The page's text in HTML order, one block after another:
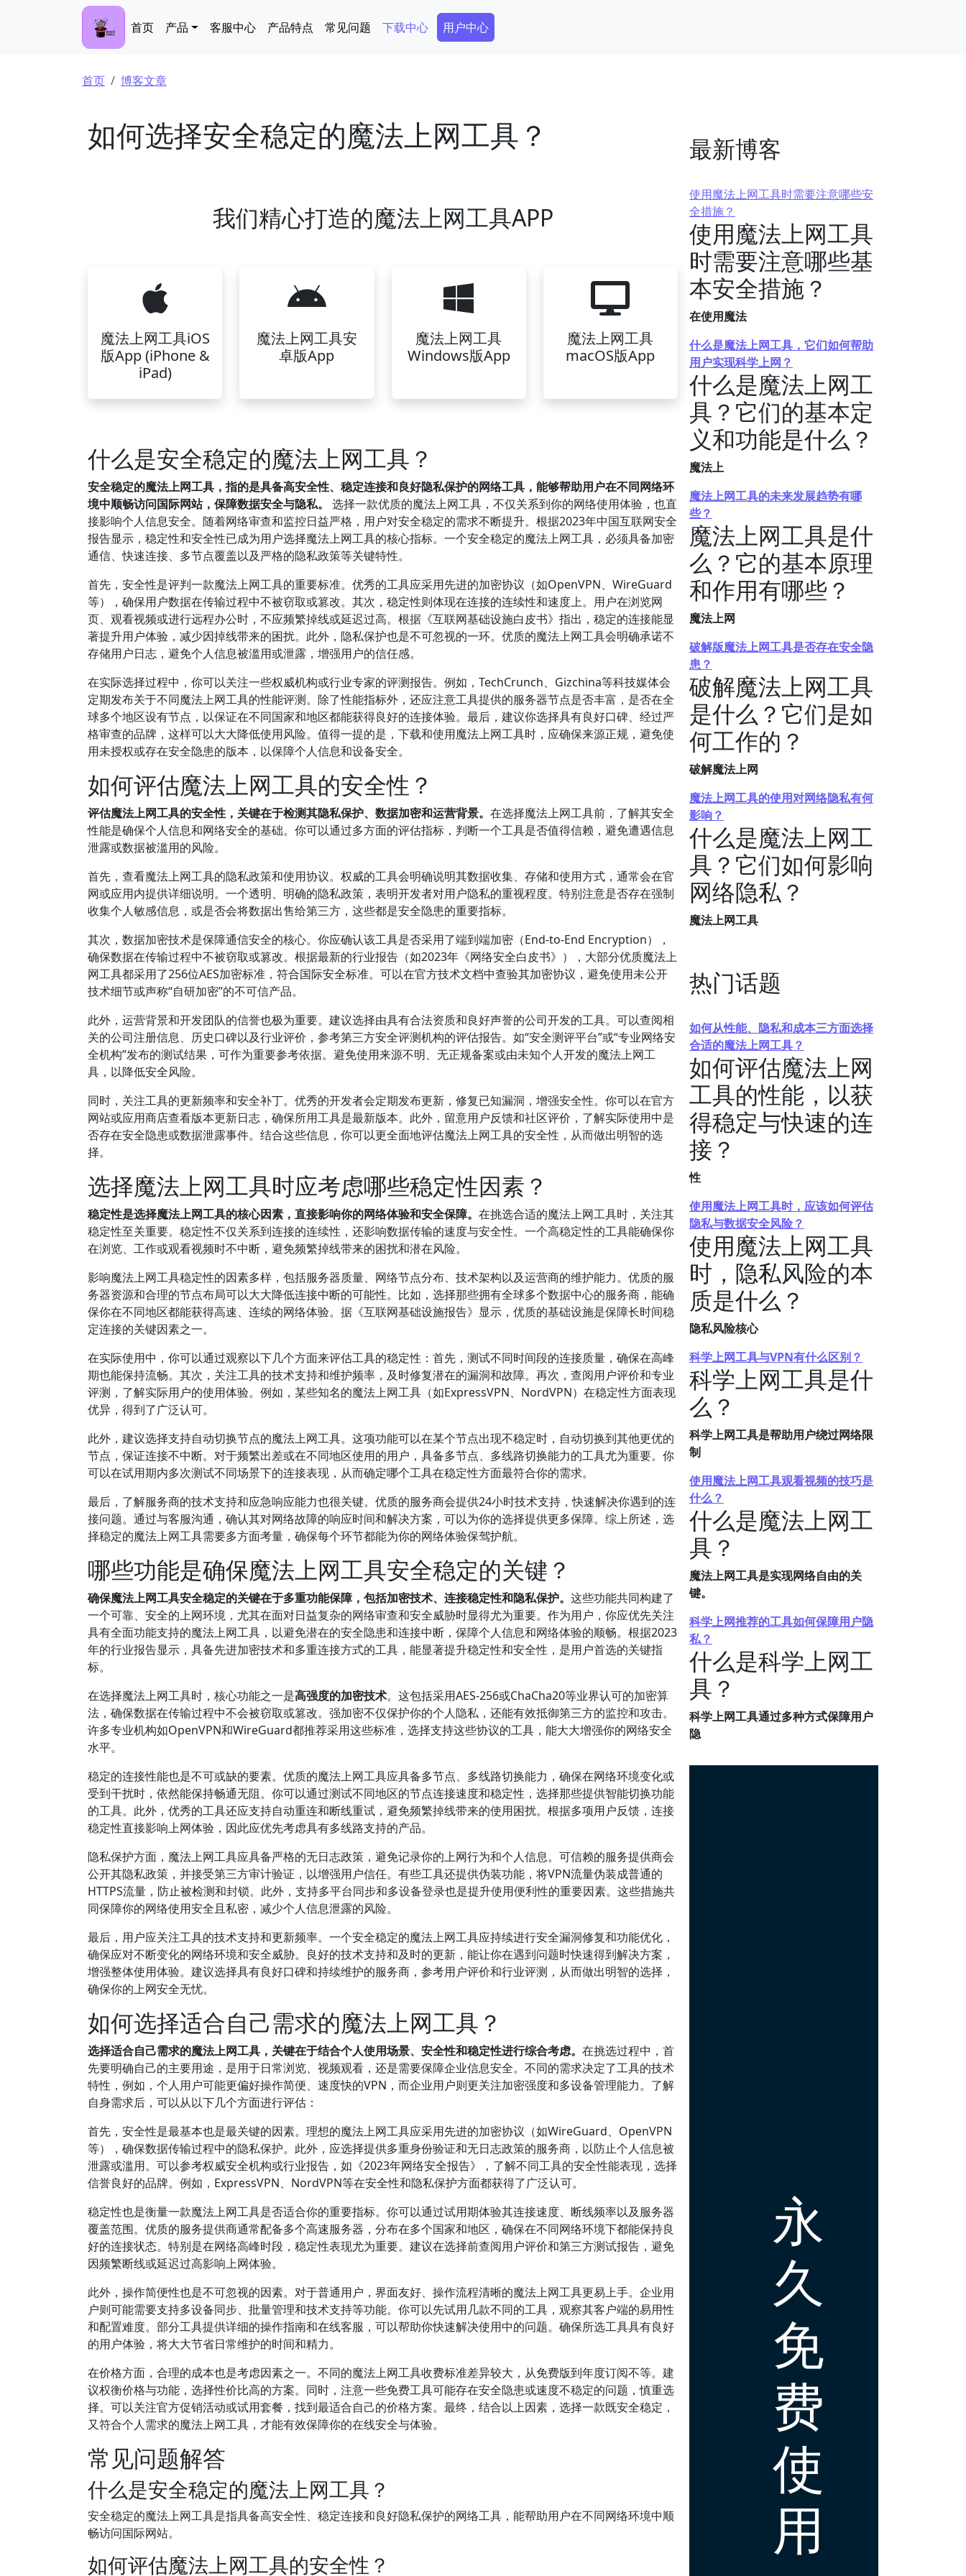
Main navigation
首页 产品 客服中心 产品特点 常见问题 下载中心 Secondary Menu
用户中心
面包屑
首页 博客文章
如何选择安全稳定的魔法上网工具？
我们精心打造的魔法上网工具APP
魔法上网工具iOS
版App (iPhone &
iPad)
魔法上网工具安
卓版App
魔法上网工具
Windows版App
魔法上网工具
macOS版App
什么是安全稳定的魔法上网工具？
安全稳定的魔法上网工具，指的是具备高安全性、稳定连接和良好隐私保护的网络工具，能够帮助用户在不同网络环
境中顺畅访问国际网站，保障数据安全与隐私。
选择一款优质的魔法上网工具，不仅关系到你的网络使用体验，也直
接影响个人信息安全。随着网络审查和监控日益严格，用户对安全稳定的需求不断提升。根据2023年中国互联网安全
报告显示，稳定性和安全性已成为用户选择魔法上网工具的核心指标。一个安全稳定的魔法上网工具，必须具备加密
通信、快速连接、多节点覆盖以及严格的隐私政策等关键特性。
首先，安全性是评判一款魔法上网工具的重要标准。优秀的工具应采用先进的加密协议（如OpenVPN、WireGuard
等），确保用户数据在传输过程中不被窃取或篡改。其次，稳定性则体现在连接的连续性和速度上。用户在浏览网
页、观看视频或进行远程办公时，不应频繁掉线或延迟过高。根据《互联网基础设施白皮书》指出，稳定的连接能显
著提升用户体验，减少因掉线带来的困扰。此外，隐私保护也是不可忽视的一环。优质的魔法上网工具会明确承诺不
存储用户日志，避免个人信息被滥用或泄露，增强用户的信任感。
在实际选择过程中，你可以关注一些权威机构或行业专家的评测报告。例如，TechCrunch、Gizchina等科技媒体会
定期发布关于不同魔法上网工具的性能评测。除了性能指标外，还应注意工具提供的服务器节点是否丰富，是否在全
球多个地区设有节点，以保证在不同国家和地区都能获得良好的连接体验。最后，建议你选择具有良好口碑、经过严
格审查的品牌，这样可以大大降低使用风险。值得一提的是，下载和使用魔法上网工具时，应确保来源正规，避免使
用未授权或存在安全隐患的版本，以保障个人信息和设备安全。
如何评估魔法上网工具的安全性？
评估魔法上网工具的安全性，关键在于检测其隐私保护、数据加密和运营背景。 在选择魔法上网工具前，了解其安全
性能是确保个人信息和网络安全的基础。你可以通过多方面的评估指标，判断一个工具是否值得信赖，避免遭遇信息
泄露或数据被滥用的风险。
首先，查看魔法上网工具的隐私政策和使用协议。权威的工具会明确说明其数据收集、存储和使用方式，通常会在官
网或应用内提供详细说明。一个透明、明确的隐私政策，表明开发者对用户隐私的重视程度。特别注意是否存在强制
收集个人敏感信息，或是否会将数据出售给第三方，这些都是安全隐患的重要指标。
其次，数据加密技术是保障通信安全的核心。你应确认该工具是否采用了端到端加密（End-to-End Encryption），
确保数据在传输过程中不被窃取或篡改。根据最新的行业报告（如2023年《网络安全白皮书》），大部分优质魔法上
网工具都采用了256位AES加密标准，符合国际安全标准。可以在官方技术文档中查验其加密协议，避免使用未公开
技术细节或声称“自研加密”的不可信产品。
此外，运营背景和开发团队的信誉也极为重要。建议选择由具有合法资质和良好声誉的公司开发的工具。可以查阅相
关的公司注册信息、历史口碑以及行业评价，参考第三方安全评测机构的评估报告。如“安全测评平台”或“专业网络安
全机构”发布的测试结果，可作为重要参考依据。避免使用来源不明、无正规备案或由未知个人开发的魔法上网工
具，以降低安全风险。
同时，关注工具的更新频率和安全补丁。优秀的开发者会定期发布更新，修复已知漏洞，增强安全性。你可以在官方
网站或应用商店查看版本更新日志，确保所用工具是最新版本。此外，留意用户反馈和社区评价，了解实际使用中是
否存在安全隐患或数据泄露事件。结合这些信息，你可以更全面地评估魔法上网工具的安全性，从而做出明智的选
择。
选择魔法上网工具时应考虑哪些稳定性因素？
稳定性是选择魔法上网工具的核心因素，直接影响你的网络体验和安全保障。 在挑选合适的魔法上网工具时，关注其
稳定性至关重要。稳定性不仅关系到连接的连续性，还影响数据传输的速度与安全性。一个高稳定性的工具能确保你
在浏览、工作或观看视频时不中断，避免频繁掉线带来的困扰和潜在风险。
影响魔法上网工具稳定性的因素多样，包括服务器质量、网络节点分布、技术架构以及运营商的维护能力。优质的服
务器资源和合理的节点布局可以大大降低连接中断的可能性。比如，选择那些拥有全球多个数据中心的服务商，能确
保你在不同地区都能获得高速、连续的网络体验。据《互联网基础设施报告》显示，优质的基础设施是保障长时间稳
定连接的关键因素之一。
在实际使用中，你可以通过观察以下几个方面来评估工具的稳定性：首先，测试不同时间段的连接质量，确保在高峰
期也能保持流畅。其次，关注工具的技术支持和维护频率，及时修复潜在的漏洞和故障。再次，查阅用户评价和专业
评测，了解实际用户的使用体验。例如，某些知名的魔法上网工具（如ExpressVPN、NordVPN）在稳定性方面表现
优异，得到了广泛认可。
此外，建议选择支持自动切换节点的魔法上网工具。这项功能可以在某个节点出现不稳定时，自动切换到其他更优的
节点，保证连接不中断。对于频繁出差或在不同地区使用的用户，具备多节点、多线路切换能力的工具尤为重要。你
可以在试用期内多次测试不同场景下的连接表现，从而确定哪个工具在稳定性方面最符合你的需求。
最后，了解服务商的技术支持和应急响应能力也很关键。优质的服务商会提供24小时技术支持，快速解决你遇到的连
接问题。通过与客服沟通，确认其对网络故障的响应时间和解决方案，可以为你的选择提供更多保障。综上所述，选
择稳定的魔法上网工具需要多方面考量，确保每个环节都能为你的网络体验保驾护航。
哪些功能是确保魔法上网工具安全稳定的关键？
确保魔法上网工具安全稳定的关键在于多重功能保障，包括加密技术、连接稳定性和隐私保护。 这些功能共同构建了
一个可靠、安全的上网环境，尤其在面对日益复杂的网络审查和安全威胁时显得尤为重要。作为用户，你应优先关注
具有全面功能支持的魔法上网工具，以避免潜在的安全隐患和连接中断，保障个人信息和网络体验的顺畅。根据2023
年的行业报告显示，具备先进加密技术和多重连接方式的工具，能显著提升稳定性和安全性，是用户首选的关键指
标。
在选择魔法上网工具时，核心功能之一是高强度的加密技术。这包括采用AES-256或ChaCha20等业界认可的加密算
法，确保数据在传输过程中不会被窃取或篡改。强加密不仅保护你的个人隐私，还能有效抵御第三方的监控和攻击。
许多专业机构如OpenVPN和WireGuard都推荐采用这些标准，选择支持这些协议的工具，能大大增强你的网络安全
水平。
稳定的连接性能也是不可或缺的要素。优质的魔法上网工具应具备多节点、多线路切换能力，确保在网络环境变化或
受到干扰时，依然能保持畅通无阻。你可以通过测试不同地区的节点连接速度和稳定性，选择那些提供智能切换功能
的工具。此外，优秀的工具还应支持自动重连和断线重试，避免频繁掉线带来的使用困扰。根据多项用户反馈，连接
稳定性直接影响上网体验，因此应优先考虑具有多线路支持的产品。
隐私保护方面，魔法上网工具应具备严格的无日志政策，避免记录你的上网行为和个人信息。可信赖的服务提供商会
公开其隐私政策，并接受第三方审计验证，以增强用户信任。有些工具还提供伪装功能，将VPN流量伪装成普通的
HTTPS流量，防止被检测和封锁。此外，支持多平台同步和多设备登录也是提升使用便利性的重要因素。这些措施共
同保障你的网络使用安全且私密，减少个人信息泄露的风险。
最后，用户应关注工具的技术支持和更新频率。一个安全稳定的魔法上网工具应持续进行安全漏洞修复和功能优化，
确保应对不断变化的网络环境和安全威胁。良好的技术支持和及时的更新，能让你在遇到问题时快速得到解决方案，
增强整体使用体验。建议选择具有良好口碑和持续维护的服务商，参考用户评价和行业评测，从而做出明智的选择，
确保你的上网安全无忧。
如何选择适合自己需求的魔法上网工具？
选择适合自己需求的魔法上网工具，关键在于结合个人使用场景、安全性和稳定性进行综合考虑。 在挑选过程中，首
先要明确自己的主要用途，是用于日常浏览、视频观看，还是需要保障企业信息安全。不同的需求决定了工具的技术
特性，例如，个人用户可能更偏好操作简便、速度快的VPN，而企业用户则更关注加密强度和多设备管理能力。了解
自身需求后，可以从以下几个方面进行评估：
首先，安全性是最基本也是最关键的因素。理想的魔法上网工具应采用先进的加密协议（如WireGuard、OpenVPN
等），确保数据传输过程中的隐私保护。此外，应选择提供多重身份验证和无日志政策的服务商，以防止个人信息被
泄露或滥用。可以参考权威安全机构或行业报告，如《2023年网络安全报告》，了解不同工具的安全性能表现，选择
信誉良好的品牌。例如，ExpressVPN、NordVPN等在安全性和隐私保护方面都获得了广泛认可。
稳定性也是衡量一款魔法上网工具是否适合你的重要指标。你可以通过试用期体验其连接速度、断线频率以及服务器
覆盖范围。优质的服务提供商通常配备多个高速服务器，分布在多个国家和地区，确保在不同网络环境下都能保持良
好的连接状态。特别是在网络高峰时段，稳定性表现尤为重要。建议在选择前查阅用户评价和第三方测试报告，避免
因频繁断线或延迟过高影响上网体验。
此外，操作简便性也是不可忽视的因素。对于普通用户，界面友好、操作流程清晰的魔法上网工具更易上手。企业用
户则可能需要支持多设备同步、批量管理和技术支持等功能。你可以先试用几款不同的工具，观察其客户端的易用性
和配置难度。部分工具提供详细的操作指南和在线客服，可以帮助你快速解决使用中的问题。确保所选工具具有良好
的用户体验，将大大节省日常维护的时间和精力。
在价格方面，合理的成本也是考虑因素之一。不同的魔法上网工具收费标准差异较大，从免费版到年度订阅不等。建
议权衡价格与功能，选择性价比高的方案。同时，注意一些免费工具可能存在安全隐患或速度不稳定的问题，慎重选
择。可以关注官方促销活动或试用套餐，找到最适合自己的价格方案。最终，结合以上因素，选择一款既安全稳定，
又符合个人需求的魔法上网工具，才能有效保障你的在线安全与体验。
常见问题解答
什么是安全稳定的魔法上网工具？
安全稳定的魔法上网工具是指具备高安全性、稳定连接和良好隐私保护的网络工具，能帮助用户在不同网络环境中顺
畅访问国际网站。
如何评估魔法上网工具的安全性？
最新博客
使用魔法上网工具时需要注意哪些安
全措施？
使用魔法上网工具
时需要注意哪些基
本安全措施？
在使用魔法
什么是魔法上网工具，它们如何帮助
用户实现科学上网？
什么是魔法上网工
具？它们的基本定
义和功能是什么？
魔法上
魔法上网工具的未来发展趋势有哪
些？
魔法上网工具是什
么？它的基本原理
和作用有哪些？
魔法上网
破解版魔法上网工具是否存在安全隐
患？
破解魔法上网工具
是什么？它们是如
何工作的？
破解魔法上网
魔法上网工具的使用对网络隐私有何
影响？
什么是魔法上网工
具？它们如何影响
网络隐私？
魔法上网工具
热门话题
如何从性能、隐私和成本三方面选择
合适的魔法上网工具？
如何评估魔法上网
工具的性能，以获
得稳定与快速的连
接？
性
使用魔法上网工具时，应该如何评估
隐私与数据安全风险？
使用魔法上网工具
时，隐私风险的本
质是什么？
隐私风险核心
科学上网工具与VPN有什么区别？
科学上网工具是什
么？
科学上网工具是帮助用户绕过网络限
制
使用魔法上网工具观看视频的技巧是
什么？
什么是魔法上网工
具？
魔法上网工具是实现网络自由的关
键。
科学上网推荐的工具如何保障用户隐
私？
什么是科学上网工
具？
科学上网工具通过多种方式保障用户
隐
永
久
免
费
使
用